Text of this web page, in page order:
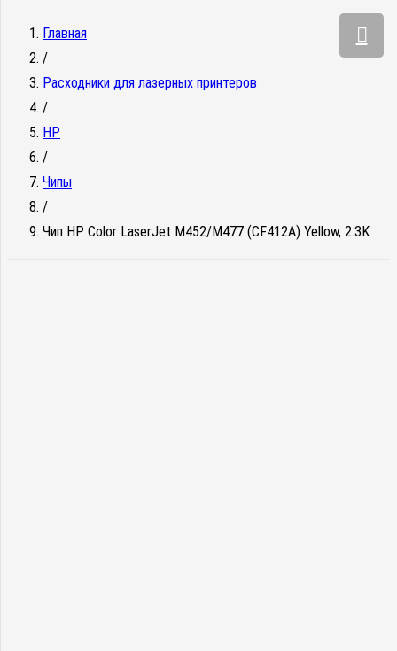
Главная
/
Расходники для лазерных принтеров
/
HP
/
Чипы
/
Чип HP Color LaserJet M452/M477 (CF412A) Yellow, 2.3K